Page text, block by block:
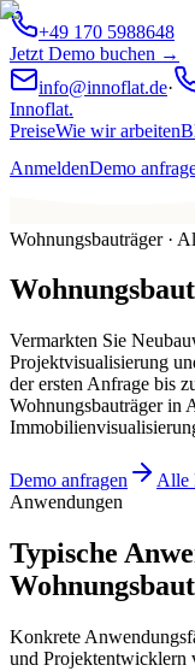
+49 170 5988648
Jetzt Demo buchen →
info@innoflat.de·
Innoflat.
PreiseWie wir arbeiten
AnmeldenDemo
Wohnungsbauträger ·
Vermarkten Sie
Projektvisualisierung
der ersten Anfrage bis
Wohnungsbauträger in
Demo anfragen
Alle
Anwendungen
Typische
Konkrete
und Projektentwicklern